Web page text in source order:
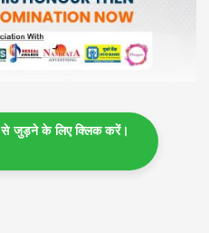
जुड़ने के लिए क्लिक करें।